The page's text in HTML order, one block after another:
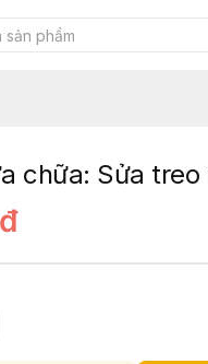
chữa: Sửa